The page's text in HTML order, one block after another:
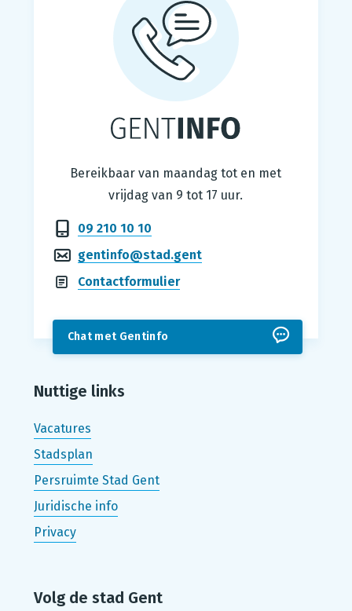
Gentinfo
Bereikbaar van maandag tot en met
vrijdag van 9 tot 17 uur.
09 210 10 10
gentinfo@stad.gent
Contactformulier
Chat met Gentinfo
Nuttige links
Vacatures
Stadsplan
Persruimte Stad Gent
Juridische info
Privacy
Volg de stad Gent